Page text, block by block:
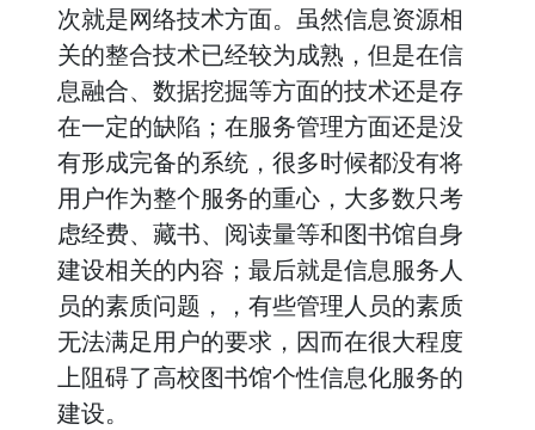
次就是网络技术方面。虽然信息资源相
关的整合技术已经较为成熟，但是在信
息融合、数据挖掘等方面的技术还是存
在一定的缺陷；在服务管理方面还是没
有形成完备的系统，很多时候都没有将
用户作为整个服务的重心，大多数只考
虑经费、藏书、阅读量等和图书馆自身
建设相关的内容；最后就是信息服务人
员的素质问题，，有些管理人员的素质
无法满足用户的要求，因而在很大程度
上阻碍了高校图书馆个性信息化服务的
建设。